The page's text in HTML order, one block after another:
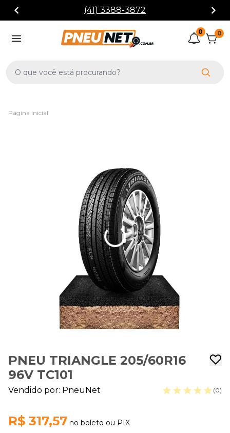
(41) 3388-3872
0 0
Página inicial
PNEU TRIANGLE 205/60R16
96V TC101
Vendido por: PneuNet (0)
R$ 317,57 no boleto ou PIX